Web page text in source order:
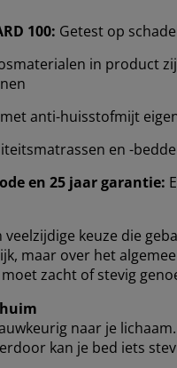
100: Getest op
in product
met anti-huisstofmijt
en -
en 25 jaar garantie:
keuze die
maar over het
zacht of stevig
naar je
kan je bed iets